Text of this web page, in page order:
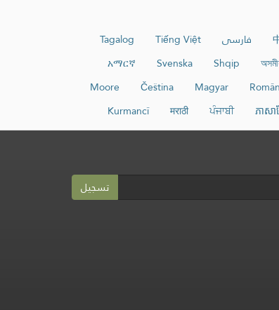
فارسی Tiếng Việt
Tagalog
Shqip
Svenska
አማርኛ
Magyar
Čeština
Moore
ភាសា
ਪੰਜਾਬੀ
मराठी
Kurmancî
تسجيل